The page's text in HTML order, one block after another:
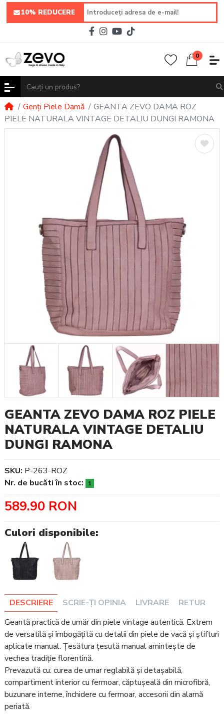
10% REDUCERE
0
Genți Piele Damă
GEANTA ZEVO DAMA ROZ
PIELE NATURALA VINTAGE DETALIU DUNGI RAMONA
GEANTA ZEVO DAMA ROZ PIELE
NATURALA VINTAGE DETALIU
DUNGI RAMONA
Culori disponibile:
DESCRIERE SCRIE-ȚI OPINIA LIVRARE
RETUR
Geantă practică de umăr din piele vintage autentică. Extrem
de versatilă și îmbogățită cu detalii din piele de vacă și știfturi
aplicate manual. Țesătura țesută manual amintește de
vechea tradiție florentină.
Prevazută cu: curea de umar reglabilă și detașabilă,
compartiment interior cu fermoar, căptușeală din microfibră,
buzunare interne, închidere cu fermoar, accesorii din alamă
periată.
SKU: P-263-ROZ
Nr. de bucăti în stoc:
1
589.90 RON